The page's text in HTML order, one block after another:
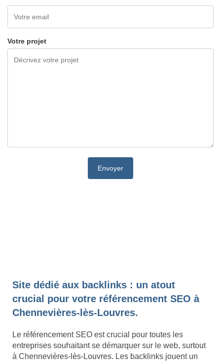
Votre projet
Site dédié aux backlinks : un atout
crucial pour votre référencement SEO à
Chennevières-lès-Louvres.
Le référencement SEO est crucial pour toutes les
entreprises souhaitant se démarquer sur le web, surtout
à Chennevières-lès-Louvres. Les backlinks jouent un